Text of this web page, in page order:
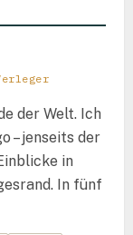
der Welt. Ich
– jenseits der
in
In fünf